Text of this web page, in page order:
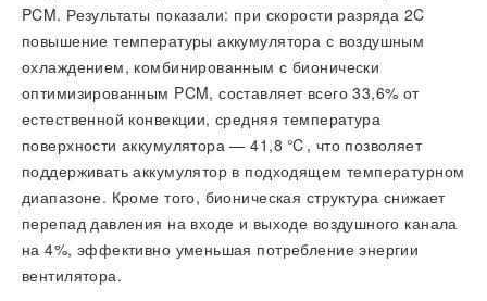
PCM. Результаты показали: при скорости разряда 2C
повышение температуры аккумулятора с воздушным
охлаждением, комбинированным с бионически
оптимизированным PCM, составляет всего 33,6% от
естественной конвекции, средняя температура
поверхности аккумулятора — 41,8 ℃, что позволяет
поддерживать аккумулятор в подходящем температурном
диапазоне. Кроме того, бионическая структура снижает
перепад давления на входе и выходе воздушного канала
на 4%, эффективно уменьшая потребление энергии
вентилятора.